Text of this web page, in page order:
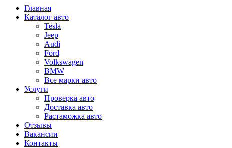
Главная
Каталог авто
Tesla
Jeep
Audi
Ford
Volkswagen
BMW
Все марки авто
Услуги
Проверка авто
Доставка авто
Растаможка авто
Отзывы
Вакансии
Контакты